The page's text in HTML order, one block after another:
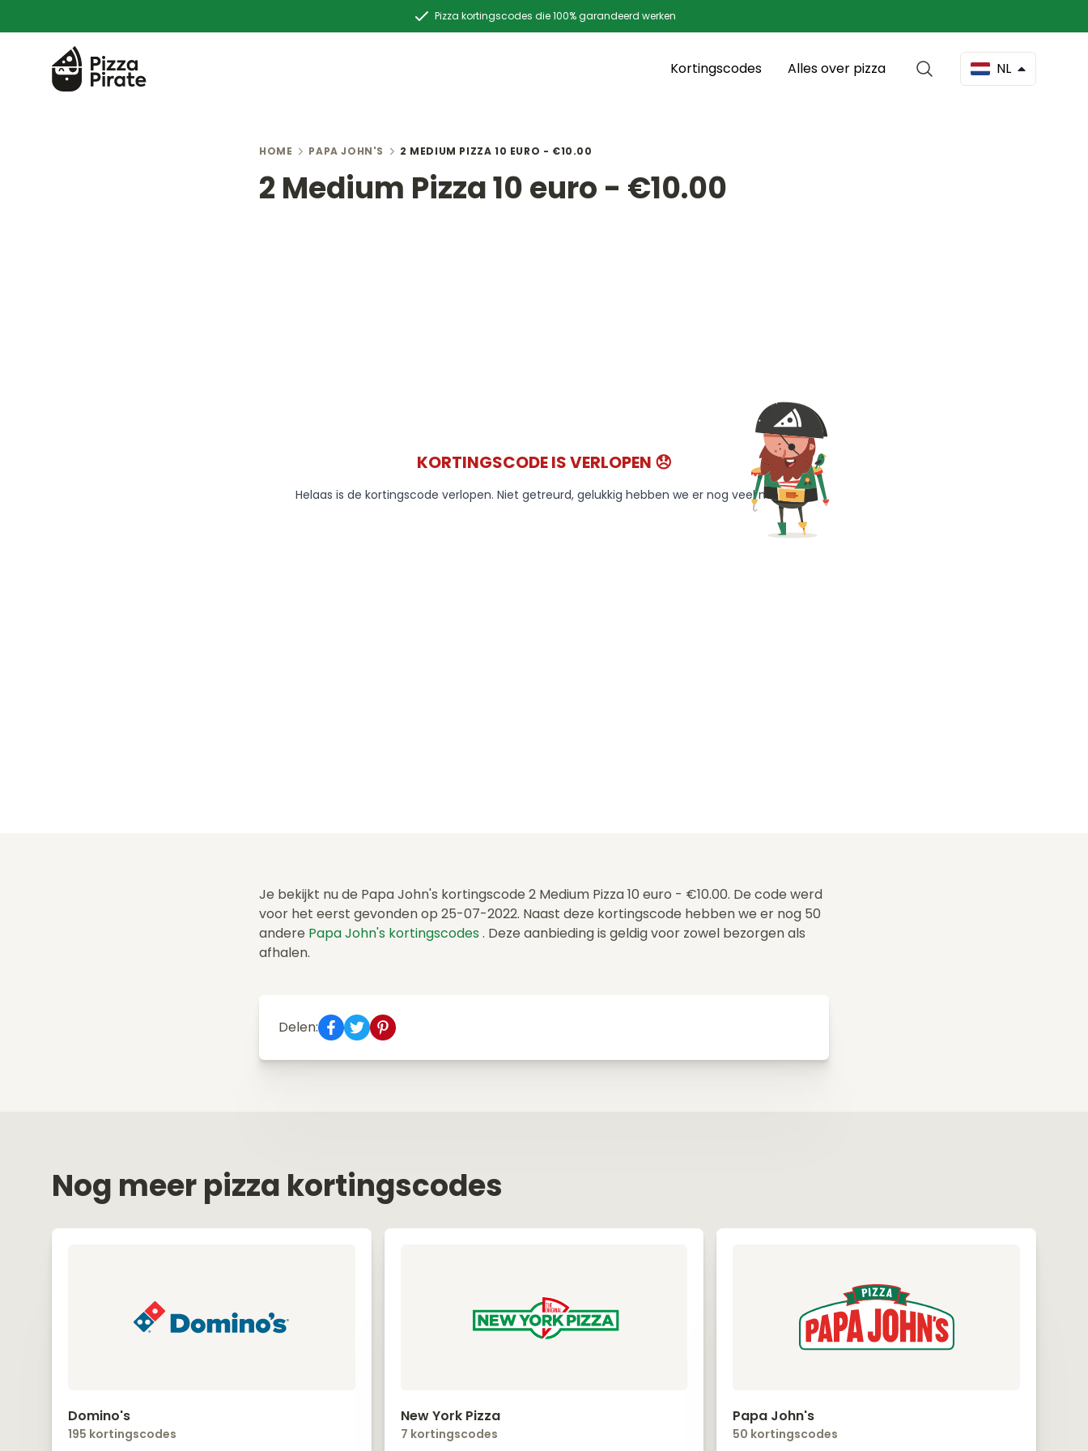
Pizza kortingscodes die 100% garandeerd werken
Kortingscodes Alles over pizza NL
HOME PAPA JOHN'S 2 MEDIUM PIZZA 10 EURO - €10.00
2 Medium Pizza 10 euro - €10.00
KORTINGSCODE IS VERLOPEN 😞
Helaas is de kortingscode verlopen. Niet getreurd, gelukkig hebben we er nog veel meer!
Je bekijkt nu de Papa John's kortingscode 2 Medium Pizza 10 euro - €10.00. De code werd
voor het eerst gevonden op 25-07-2022. Naast deze kortingscode hebben we er nog 50
andere Papa John's kortingscodes . Deze aanbieding is geldig voor zowel bezorgen als
afhalen.
Delen:
Nog meer pizza kortingscodes
Domino's
195 kortingscodes
New York Pizza
7 kortingscodes
Papa John's
50 kortingscodes